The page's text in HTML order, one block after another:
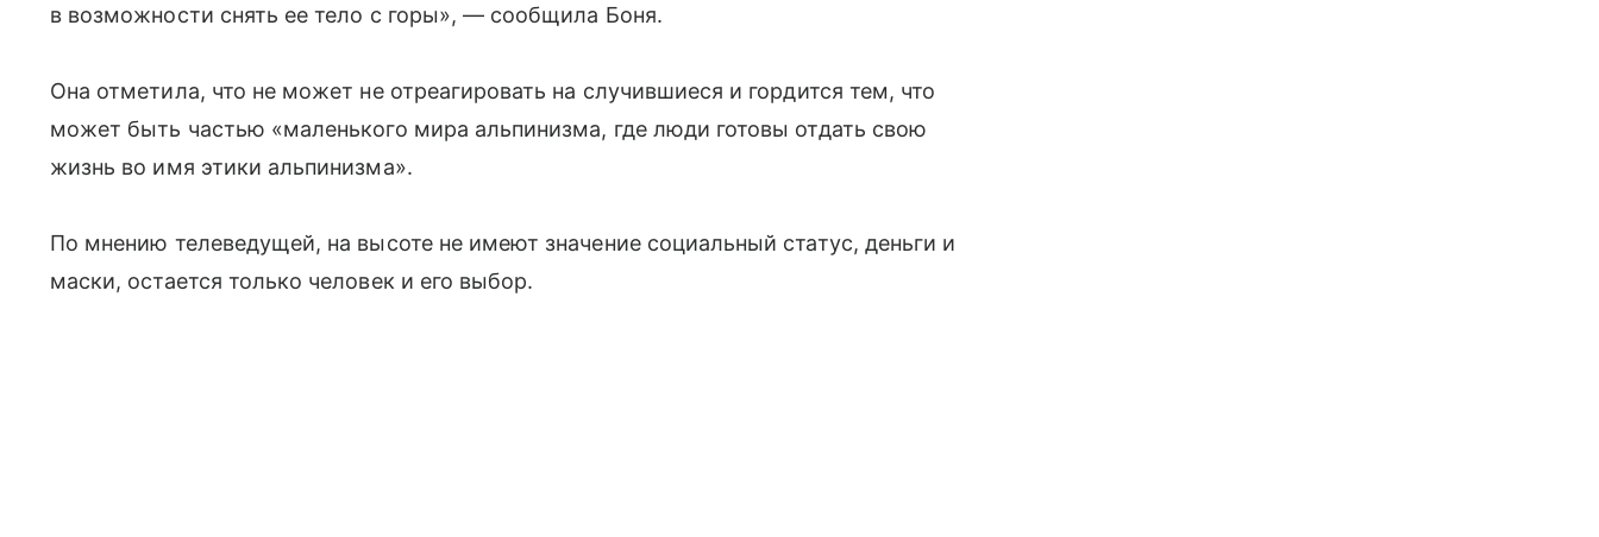
в возможности снять ее тело с горы», — сообщила Боня.
Она отметила, что не может не отреагировать на случившиеся и гордится тем, что
может быть частью «маленького мира альпинизма, где люди готовы отдать свою
жизнь во имя этики альпинизма».
По мнению телеведущей, на высоте не имеют значение социальный статус, деньги и
маски, остается только человек и его выбор.